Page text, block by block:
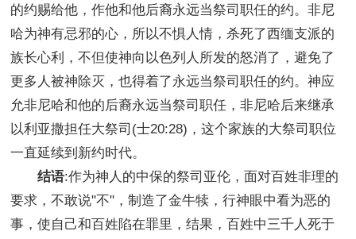
的约赐给他，作他和他后裔永远当祭司职任的约。非尼
哈为神有忌邪的心，所以不惧人情，杀死了西缅支派的
族长心利，不但使神向以色列人所发的怒消了，避免了
更多人被神除灭，也得着了永远当祭司职任的约。神应
允非尼哈和他的后裔永远当祭司职任，非尼哈后来继承
以利亚撒担任大祭司(士20:28)，这个家族的大祭司职位
一直延续到新约时代。
结语:作为神人的中保的祭司亚伦，面对百姓非理的
要求，不敢说"不"，制造了金牛犊，行神眼中看为恶的
事，使自己和百姓陷在罪里，结果，百姓中三千人死于